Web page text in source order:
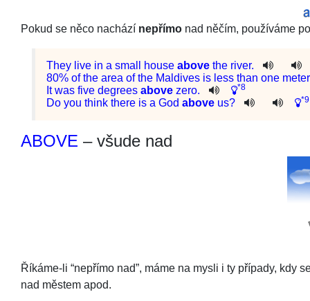
Pokud se něco nachází nepřímo nad něčím, používáme
They live in a small house above the river.
80% of the area of the Maldives is less than one meter
It was five degrees above zero. *8
Do you think there is a God above us? *9
ABOVE – všude nad
Říkáme-li “nepřímo nad”, máme na mysli i ty případy, kdy
nad městem apod.